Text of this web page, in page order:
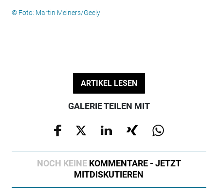
© Foto: Martin Meiners/Geely
ARTIKEL LESEN
GALERIE TEILEN MIT
NOCH KEINE KOMMENTARE - JETZT
MITDISKUTIEREN